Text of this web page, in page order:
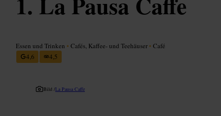
Essen und Trinken • Cafés, Kaffee- und Teehäuser • Café
4,6
4,5
Bild /La Pausa Caffe